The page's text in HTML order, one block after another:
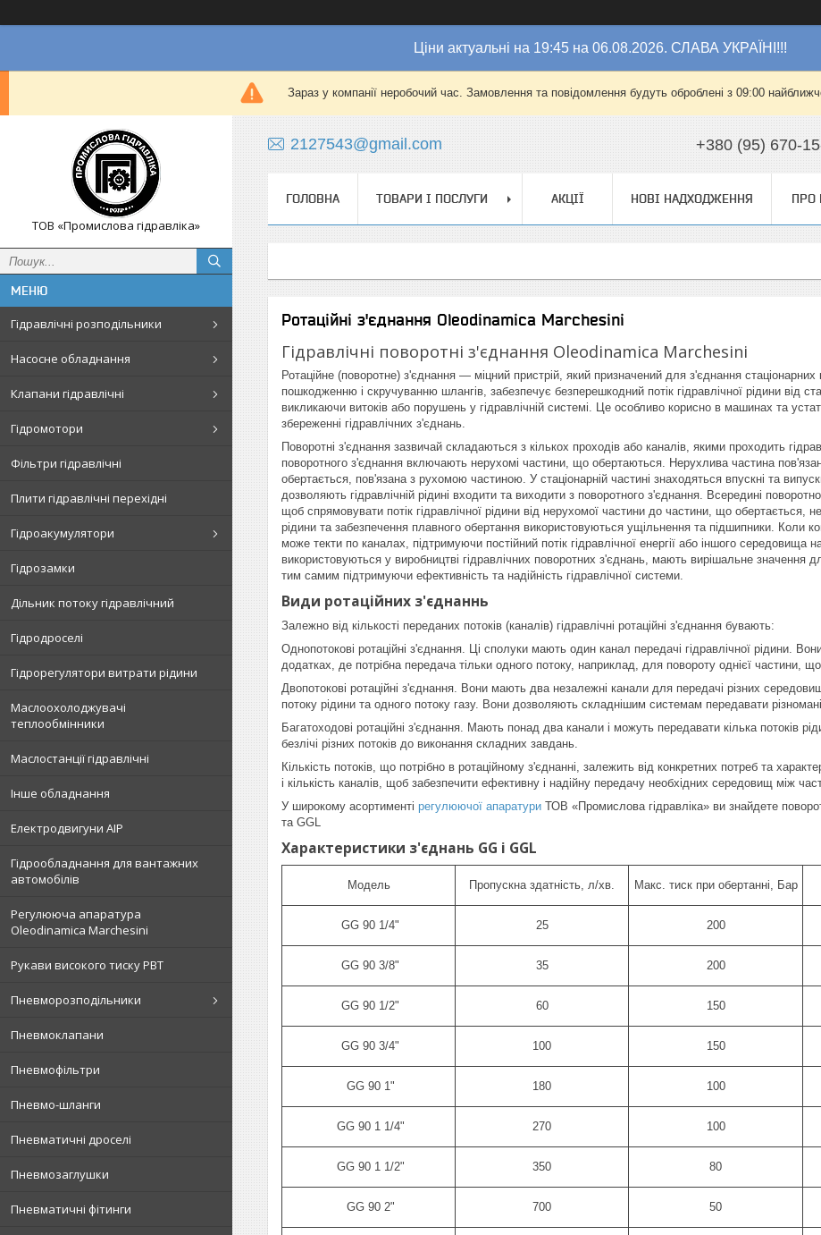
Ціни актуальні на 19:45 на 06.08.2026. СЛАВА УКРАЇНІ!!!
Зараз у компанії неробочий час. Замовлення та повідомлення будуть оброблені з 09:00
ТОВ «Промислова гідравліка»
Гідравлічні розподільники
Насосне обладнання
Клапани гідравлічні
Гідромотори
Фільтри гідравлічні
Плити гідравлічні перехідні
Гідроакумулятори
Гідрозамки
Дільник потоку гідравлічний
Гідродроселі
Гідрорегулятори витрати рідини
Маслоохолоджувачі
теплообмінники
Маслостанції гідравлічні
Інше обладнання
Електродвигуни АІР
Гідрообладнання для вантажних
автомобілів
Регулююча апаратура
Oleodinamica Marchesini
Рукави високого тиску РВТ
Пневморозподільники
Пневмоклапани
Пневмофільтри
Пневмо-шланги
Пневматичні дроселі
Пневмозаглушки
Пневматичні фітинги
2127543@gmail.com +380 (95) 670-
ГОЛОВНА ТОВАРИ І ПОСЛУГИ АКЦІЇ НОВІ НАДХОДЖЕННЯ ПРО
Ротаційні з'єднання Oleodinamica Marchesini
Гідравлічні поворотні з'єднання Oleodinamica Marchesini
Ротаційне (поворотне) з'єднання — міцний пристрій, який призначений для з'єднання
пошкодженню і скручуванню шлангів, забезпечує безперешкодний потік гідравлічної рідини від
викликаючи витоків або порушень у гідравлічній системі. Це особливо корисно в машинах та
збереженні гідравлічних з'єднань.
Поворотні з'єднання зазвичай складаються з кількох проходів або каналів, якими проходить
поворотного з'єднання включають нерухомі частини, що обертаються. Нерухлива частина
обертається, пов'язана з рухомою частиною. У стаціонарній частині знаходяться впускні та
дозволяють гідравлічній рідині входити та виходити з поворотного з'єднання. Всередині
щоб спрямовувати потік гідравлічної рідини від нерухомої частини до частини, що обертається,
рідини та забезпечення плавного обертання використовуються ущільнення та підшипники. Коли
може текти по каналах, підтримуючи постійний потік гідравлічної енергії або іншого середовища
використовуються у виробництві гідравлічних поворотних з'єднань, мають вирішальне значення
тим самим підтримуючи ефективність та надійність гідравлічної системи.
Види ротаційних з'єднаннь
Залежно від кількості переданих потоків (каналів) гідравлічні ротаційні з'єднання бувають:
Однопотокові ротаційні з'єднання. Ці сполуки мають один канал передачі гідравлічної рідини.
додатках, де потрібна передача тільки одного потоку, наприклад, для повороту однієї частини,
Двопотокові ротаційні з'єднання. Вони мають два незалежні канали для передачі різних
потоку рідини та одного потоку газу. Вони дозволяють складнішим системам передавати
Багатоходові ротаційні з'єднання. Мають понад два канали і можуть передавати кілька потоків
безлічі різних потоків до виконання складних завдань.
Кількість потоків, що потрібно в ротаційному з'єднанні, залежить від конкретних потреб та
і кількість каналів, щоб забезпечити ефективну і надійну передачу необхідних середовищ між
У широкому асортименті регулюючої апаратури ТОВ «Промислова гідравліка» ви знайдете
та GGL
Характеристики з'єднань GG і GGL
Модель Пропускна здатність, л/хв. Макс. тиск при обертанні, Бар
GG 90 1/4" 25 200
GG 90 3/8" 35 200
GG 90 1/2" 60 150
GG 90 3/4" 100 150
GG 90 1" 180 100
GG 90 1 1/4" 270 100
GG 90 1 1/2" 350 80
GG 90 2" 700 50